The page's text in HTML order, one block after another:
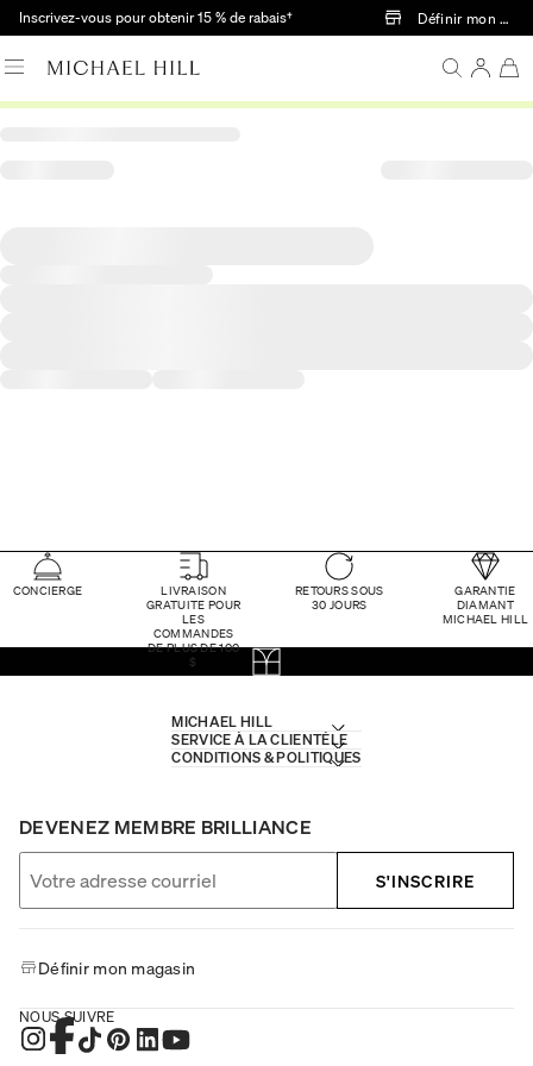
Passer au contenu principal
Inscrivez-vous pour obtenir 15 % de rabais† Définir mon
CONCIERGE
LIVRAISON
GRATUITE POUR
LES
COMMANDES
DE PLUS DE 100
$
RETOURS SOUS
30 JOURS
GARANTIE
DIAMANT
MICHAEL HILL
MICHAEL HILL
SERVICE À LA CLIENTÈLE
CONDITIONS & POLITIQUES
DEVENEZ MEMBRE BRILLIANCE
S'INSCRIRE
Définir mon magasin
NOUS SUIVRE